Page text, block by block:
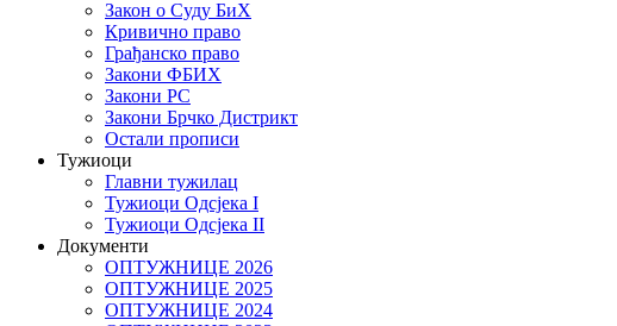
Закон о Суду БиХ
Кривично право
Грађанско право
Закони ФБИХ
Закони РС
Закони Брчко Дистрикт
Остали прописи
Тужиоци
Главни тужилац
Тужиоци Oдсјекa I
Тужиоци Oдсјекa II
Документи
ОПТУЖНИЦЕ 2026
ОПТУЖНИЦЕ 2025
ОПТУЖНИЦЕ 2024